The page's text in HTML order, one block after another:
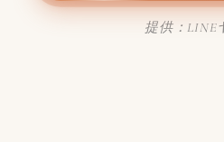
提供：LINE